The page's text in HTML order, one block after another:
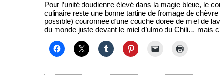
Pour l’unité doudienne élevé dans la magie bleue, le
culinaire reste une bonne tartine de fromage de
possible) couronnée d’une couche dorée de miel de
du monde juste devant le miel d’ulmo du Chili… mais